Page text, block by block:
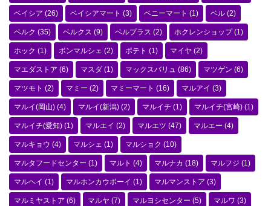
ベイシア (26) ベイシアマート (3) ベニーマート (1) ベル (2)
ベルク (35) ベルクス (9) ベルプラス (2) ホクレンショップ(1)
ホック (1) ボンマルシェ (2) ポテト (1) マイヤ (2)
マエダストア (6) マスダ (1) マックスバリュ (86) マツゲン (6)
マツモト (2) マミー (2) マミーマート (16) マルアイ (3)
マルイ(岡山) (4) マルイ(新潟) (2) マルイチ (1) マルイチ(宮崎) (1)
マルイチ(愛知) (1) マルエイ (2) マルエツ (47) マルエー (4)
マルキョウ (4) マルシェ (1) マルショク (10)
マルタフードセンター (1) マルト (4) マルナカ (18) マルフジ (1)
マルヘイ (1) マルホンカウボーイ (1) マルマンストア (3)
マルミヤストア (6) マルヤ (7) マルヨシセンター (5) マルワ (3)